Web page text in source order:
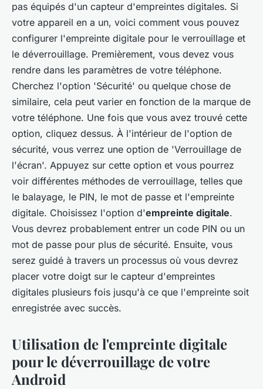
pas équipés d'un capteur d'empreintes digitales. Si
votre appareil en a un, voici comment vous pouvez
configurer l'empreinte digitale pour le verrouillage et
le déverrouillage. Premièrement, vous devez vous
rendre dans les paramètres de votre téléphone.
Cherchez l'option 'Sécurité' ou quelque chose de
similaire, cela peut varier en fonction de la marque de
votre téléphone. Une fois que vous avez trouvé cette
option, cliquez dessus. À l'intérieur de l'option de
sécurité, vous verrez une option de 'Verrouillage de
l'écran'. Appuyez sur cette option et vous pourrez
voir différentes méthodes de verrouillage, telles que
le balayage, le PIN, le mot de passe et l'empreinte
digitale. Choisissez l'option d'empreinte digitale.
Vous devrez probablement entrer un code PIN ou un
mot de passe pour plus de sécurité. Ensuite, vous
serez guidé à travers un processus où vous devrez
placer votre doigt sur le capteur d'empreintes
digitales plusieurs fois jusqu'à ce que l'empreinte soit
enregistrée avec succès.
Utilisation de l'empreinte digitale
pour le déverrouillage de votre
Android